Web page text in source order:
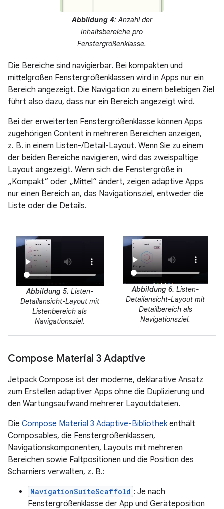
Abbildung 4: Anzahl der
Inhaltsbereiche pro
Fenstergrößenklasse.
Die Bereiche sind navigierbar. Bei kompakten und
mittelgroßen Fenstergrößenklassen wird in Apps nur ein
Bereich angezeigt. Die Navigation zu einem beliebigen Ziel
führt also dazu, dass nur ein Bereich angezeigt wird.
Bei der erweiterten Fenstergrößenklasse können Apps
zugehörigen Content in mehreren Bereichen anzeigen,
z. B. in einem Listen-/Detail-Layout. Wenn Sie zu einem
der beiden Bereiche navigieren, wird das zweispaltige
Layout angezeigt. Wenn sich die Fenstergröße in
„Kompakt“ oder „Mittel“ ändert, zeigen adaptive Apps
nur einen Bereich an, das Navigationsziel, entweder die
Liste oder die Details.
Abbildung 5. Listen-
Detailansicht-Layout mit
Listenbereich als
Navigationsziel.
Abbildung 6. Listen-
Detailansicht-Layout mit
Detailbereich als
Navigationsziel.
Compose Material 3 Adaptive
Jetpack Compose ist der moderne, deklarative Ansatz
zum Erstellen adaptiver Apps ohne die Duplizierung und
den Wartungsaufwand mehrerer Layoutdateien.
Die Compose Material 3 Adaptive-Bibliothekenthält
Composables, die Fenstergrößenklassen,
Navigationskomponenten, Layouts mit mehreren
Bereichen sowie Faltpositionen und die Position des
Scharniers verwalten, z. B.:
NavigationSuiteScaffold : Je nach
Fenstergrößenklasse der App und Geräteposition